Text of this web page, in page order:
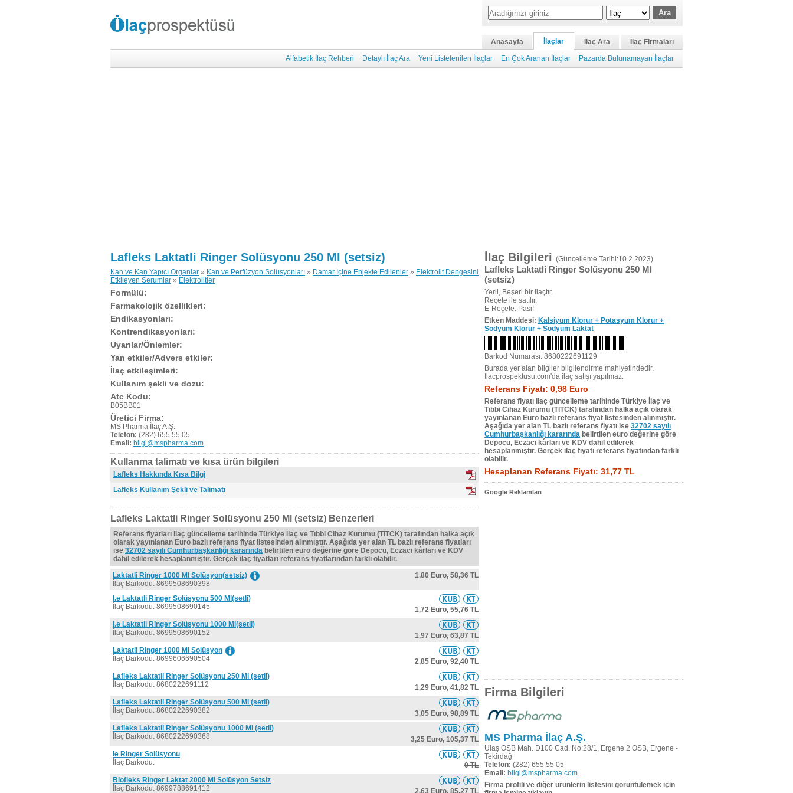
Anasayfa İlaçlar İlaç Ara
İlaç Firmaları
Alfabetik İlaç Rehberi
Detaylı İlaç Ara Yeni Listelenilen İlaçlar En Çok Aranan İlaçlar Pazarda Bulunamayan İlaçlar
Lafleks Laktatli Ringer Solüsyonu 250 Ml (setsiz)
Kan ve Kan Yapıcı Organlar » Kan ve Perfüzyon Solüsyonları » Damar İçine Enjekte Edilenler » Elektrolit Dengesini
Etkileyen Serumlar » Elektrolitler
Formülü:
Farmakolojik özellikleri:
Endikasyonları:
Kontrendikasyonları:
Uyarılar/Önlemler:
Yan etkiler/Advers etkiler:
İlaç etkileşimleri:
Kullanım şekli ve dozu:
Atc Kodu:
B05BB01
Üretici Firma:
MS Pharma İlaç A.Ş.
Telefon: (282) 655 55 05
Email: bilgi@mspharma.com
Kullanma talimatı ve kısa ürün bilgileri
Lafleks Hakkında Kısa Bilgi
Lafleks Kullanım Şekli ve Talimatı
Lafleks Laktatli Ringer Solüsyonu 250 Ml (setsiz) Benzerleri
Referans fiyatları ilaç güncelleme tarihinde Türkiye İlaç ve Tıbbi Cihaz Kurumu (TITCK) tarafından halka açık
olarak yayınlanan Euro bazlı referans fiyat listesinden alınmıştır. Aşağıda yer alan TL bazlı referans fiyatları
ise 32702 sayılı Cumhurbaşkanlığı kararında belirtilen euro değerine göre Depocu, Eczacı kârları ve KDV
dahil edilerek hesaplanmıştır. Gerçek ilaç fiyatları referans fiyatlarından farklı olabilir.
Laktatli Ringer 1000 Ml Solüsyon(setsiz)
İlaç Barkodu: 8699508690398
1,80 Euro, 58,36 TL
I.e Laktatli Ringer Solüsyonu 500 Ml(setli)
İlaç Barkodu: 8699508690145
1,72 Euro, 55,76 TL
I.e Laktatli Ringer Solüsyonu 1000 Ml(setli)
İlaç Barkodu: 8699508690152
1,97 Euro, 63,87 TL
Laktatli Ringer 1000 Ml Solüsyon
İlaç Barkodu: 8699606690504
2,85 Euro, 92,40 TL
Lafleks Laktatli Ringer Solüsyonu 250 Ml (setli)
İlaç Barkodu: 8680222691112
1,29 Euro, 41,82 TL
Lafleks Laktatli Ringer Solüsyonu 500 Ml (setli)
İlaç Barkodu: 8680222690382
3,05 Euro, 98,89 TL
Lafleks Laktatli Ringer Solüsyonu 1000 Ml (setli)
İlaç Barkodu: 8680222690368
3,25 Euro, 105,37 TL
Ie Ringer Solüsyonu
İlaç Barkodu:
0 TL
Biofleks Ringer Laktat 2000 Ml Solüsyon Setsiz
İlaç Barkodu: 8699788691412
2,63 Euro, 85,27 TL
İlaç Bilgileri (Güncelleme Tarihi:10.2.2023)
Lafleks Laktatli Ringer Solüsyonu 250 Ml
(setsiz)
Yerli, Beşeri bir ilaçtır.
Reçete ile satılır.
E-Reçete: Pasif
Etken Maddesi: Kalsiyum Klorur + Potasyum Klorur +
Sodyum Klorur + Sodyum Laktat
Barkod Numarası: 8680222691129
Burada yer alan bilgiler bilgilendirme mahiyetindedir.
Ilacprospektusu.com'da ilaç satışı yapılmaz.
Referans Fiyatı: 0,98 Euro
Referans fiyatı ilaç güncelleme tarihinde Türkiye İlaç ve
Tıbbi Cihaz Kurumu (TITCK) tarafından halka açık olarak
yayınlanan Euro bazlı referans fiyat listesinden alınmıştır.
Aşağıda yer alan TL bazlı referans fiyatı ise 32702 sayılı
Cumhurbaşkanlığı kararında belirtilen euro değerine göre
Depocu, Eczacı kârları ve KDV dahil edilerek
hesaplanmıştır. Gerçek ilaç fiyatı referans fiyatından farklı
olabilir.
Hesaplanan Referans Fiyatı: 31,77 TL
Google Reklamları
Firma Bilgileri
MS Pharma İlaç A.Ş.
Ulaş OSB Mah. D100 Cad. No:28/1, Ergene 2 OSB, Ergene -
Tekirdağ
Telefon: (282) 655 55 05
Email: bilgi@mspharma.com
Firma profili ve diğer ürünlerin listesini görüntülemek için